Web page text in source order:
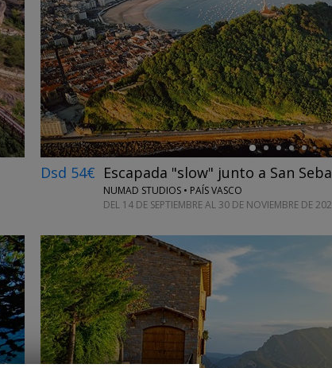
→
←
Dsd 54€ Escapada "slow" junto a San
NUMAD STUDIOS • PAÍS VASCO
DEL 14 DE SEPTIEMBRE AL 30 DE NOVIEMBRE DE
→
←